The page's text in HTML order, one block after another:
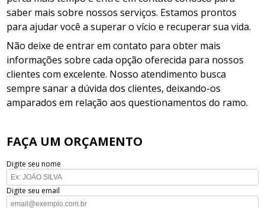
saber mais sobre nossos serviços. Estamos prontos
para ajudar você a superar o vício e recuperar sua vida.
Não deixe de entrar em contato para obter mais
informações sobre cada opção oferecida para nossos
clientes com excelente. Nosso atendimento busca
sempre sanar a dúvida dos clientes, deixando-os
amparados em relação aos questionamentos do ramo.
FAÇA UM ORÇAMENTO
Digite seu nome
Digite seu email